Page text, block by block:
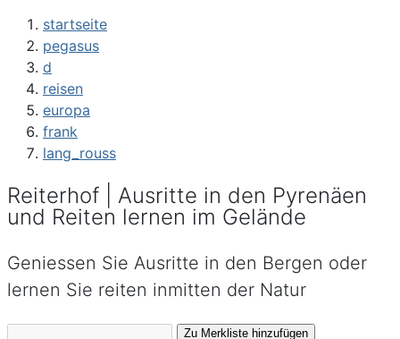
startseite
pegasus
d
reisen
europa
frank
lang_rouss
Reiterhof | Ausritte in den Pyrenäen
und Reiten lernen im Gelände
Geniessen Sie Ausritte in den Bergen oder
lernen Sie reiten inmitten der Natur